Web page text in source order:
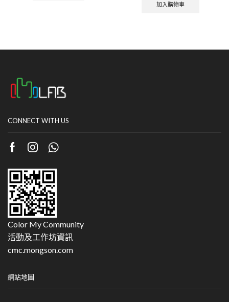
加入購物車
CONNECT WITH US
Color My Community
活動及工作坊資訊
cmc.mongson.com
網站地圖